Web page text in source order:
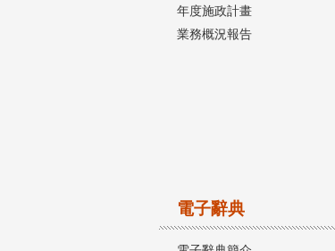
年度施政計畫
業務概況報告
電子辭典